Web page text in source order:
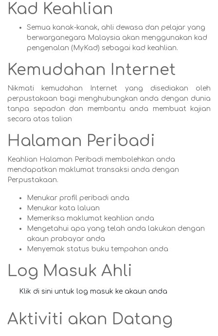
Kad Keahlian
Semua kanak-kanak, ahli dewasa dan pelajar yang
berwarganegara Malaysia akan menggunakan kad
pengenalan (MyKad) sebagai kad keahlian.
Kemudahan Internet
Nikmati kemudahan Internet yang disediakan oleh
perpustakaan bagi menghubungkan anda dengan dunia
tanpa sepadan dan membantu anda membuat kajian
secara atas talian
Halaman Peribadi
Keahlian Halaman Peribadi membolehkan anda
mendapatkan maklumat transaksi anda dengan
Perpustakaan.
Menukar profil peribadi anda
Menukar kata laluan
Memeriksa maklumat keahlian anda
Mengetahui apa yang telah anda lakukan dengan
akaun prabayar anda
Menyemak status buku tempahan anda
Log Masuk Ahli
Klik di sini untuk log masuk ke akaun anda
Aktiviti akan Datang